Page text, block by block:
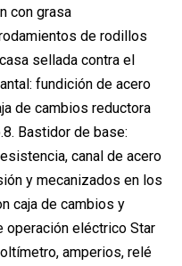
con grasa
de rodillos
sellada contra el
fundición de acero
de cambios reductora
Bastidor de base:
canal de acero
y mecanizados en los
caja de cambios y
operación eléctrico Star
amperios, relé